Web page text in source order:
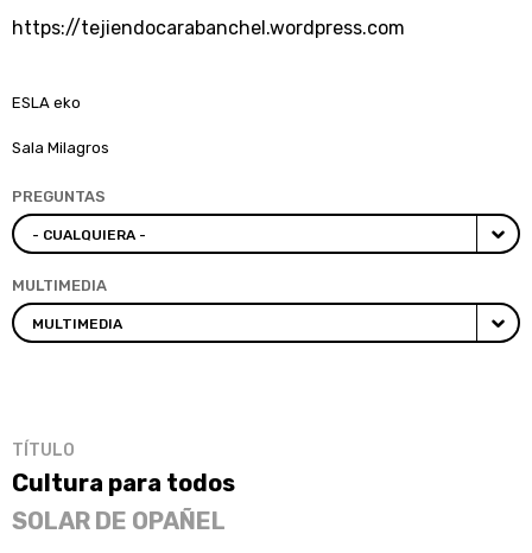
https://tejiendocarabanchel.wordpress.com
ESLA eko
Sala Milagros
PREGUNTAS
MULTIMEDIA
Cultura para todos
SOLAR DE OPAÑEL